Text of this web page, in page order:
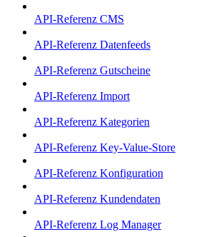
API-Referenz CMS
API-Referenz Datenfeeds
API-Referenz Gutscheine
API-Referenz Import
API-Referenz Kategorien
API-Referenz Key-Value-Store
API-Referenz Konfiguration
API-Referenz Kundendaten
API-Referenz Log Manager